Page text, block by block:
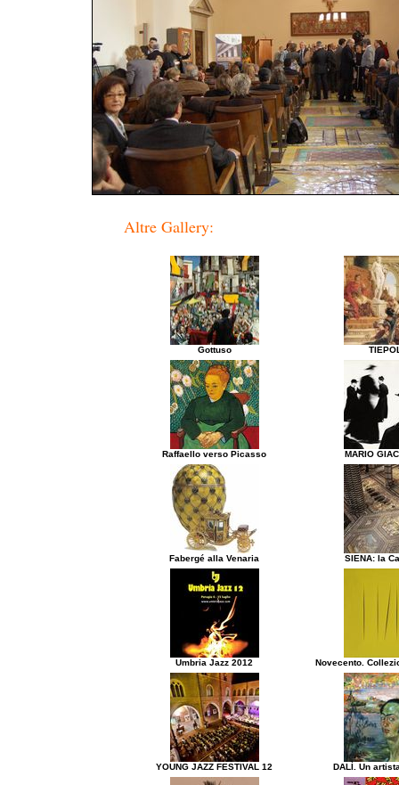
Altre Gallery:
Gottuso
Raffaello verso Picasso MARIO
Fabergé alla Venaria SIENA: la
Umbria Jazz 2012 Novecento.
YOUNG JAZZ FESTIVAL 12 DALÌ. Un